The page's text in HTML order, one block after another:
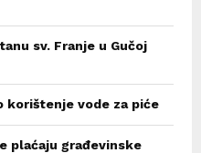
sv. Franje u Gučoj
korištenje vode za piće
plaćaju građevinske